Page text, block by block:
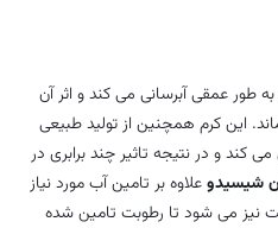
طور عمقی آبرسانی می کند و اثر آن
ماند. این کرم همچنین از تولید طبیعی
کند و در نتیجه تاثیر چند برابری در
شیسیدوعلاوه بر تامین آب مورد نیاز
می شود تا رطوبت تامین شده